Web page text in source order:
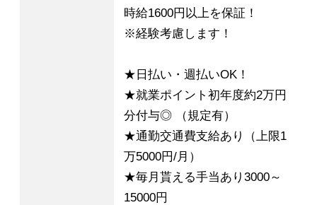
時給1600円以上を保証！
※経験考慮します！
★日払い・週払いOK！
★就業ポイント初年度約2万円
分付与◎ （規定有）
★通勤交通費支給あり（上限1
万5000円/月）
★毎月貰える手当あり3000～
15000円